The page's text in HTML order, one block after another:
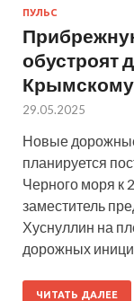
ПУЛЬС
обустроят
29.05.2025
Новые
планируется
Черного моря к
заместитель
Хуснуллин на
дорожных
ЧИТАТЬ ДАЛЕЕ